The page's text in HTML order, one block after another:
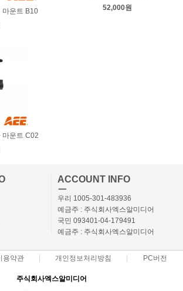
마운트 B10
52,000원
마운트 C02
ACCOUNT INFO
ㅡ
우리 1005-301-483936
예금주 : 주식회사엑스알미디어
국민 093401-04-179491
예금주 : 주식회사엑스알미디어
용약관 개인정보처리방침 PC버전
주식회사엑스알미디어